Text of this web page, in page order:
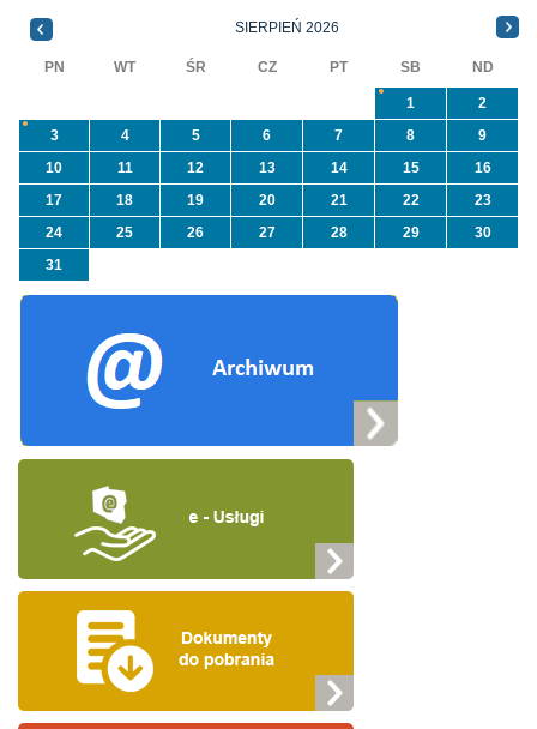
NFOŚiGW pn.
SIERPIEŃ 2026
PN WT ŚR CZ PT SB ND
1
2
3
4 5 6 7 8
9
10
11 12 13 14 15
16
17
18 19 20 21 22
23
24
25 26 27 28 29
30
31